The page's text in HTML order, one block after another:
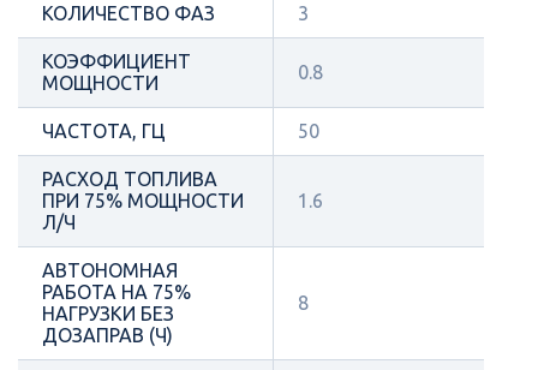
КОЛИЧЕСТВО ФАЗ 3
КОЭФФИЦИЕНТ
МОЩНОСТИ
0.8
ЧАСТОТА, ГЦ 50
РАСХОД ТОПЛИВА
ПРИ 75% МОЩНОСТИ
Л/Ч
1.6
АВТОНОМНАЯ
РАБОТА НА 75%
НАГРУЗКИ БЕЗ
ДОЗАПРАВ (Ч)
8